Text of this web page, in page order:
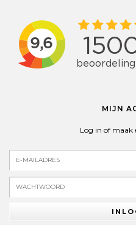
MIJN
Log in of maak